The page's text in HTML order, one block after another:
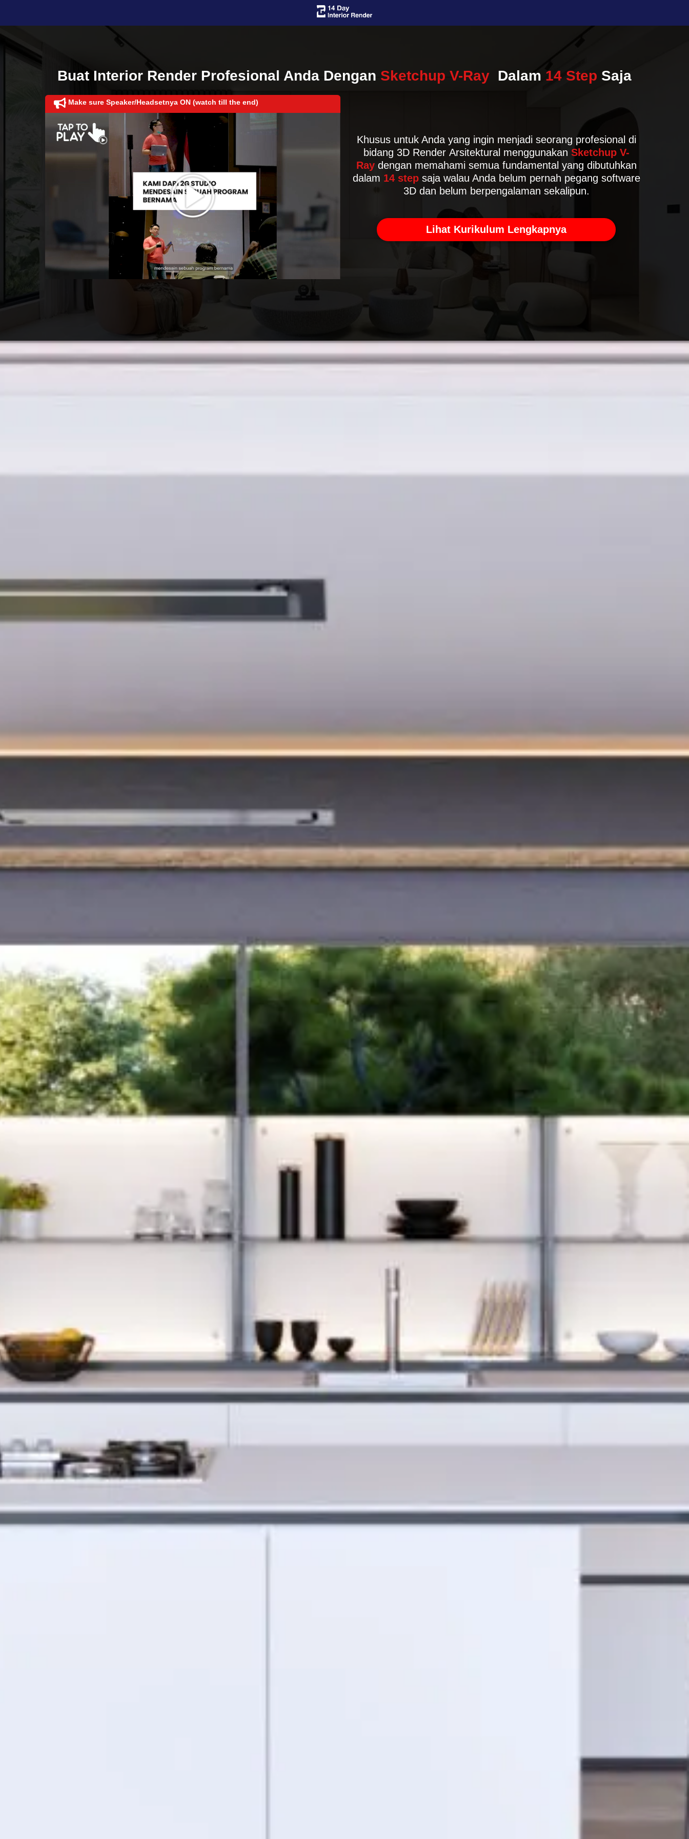
Buat Interior Render Profesional Anda Dengan Sketchup V-Ray Dalam 14 Step Saja
Make sure Speaker/Headsetnya ON (watch till the end)
Khusus untuk Anda yang ingin menjadi seorang profesional di
bidang 3D Render Arsitektural menggunakan Sketchup V-
Ray dengan memahami semua fundamental yang dibutuhkan
dalam 14 stepsaja walau Anda belum pernah pegang software
3D dan belum berpengalaman sekalipun.
Lihat Kurikulum Lengkapnya